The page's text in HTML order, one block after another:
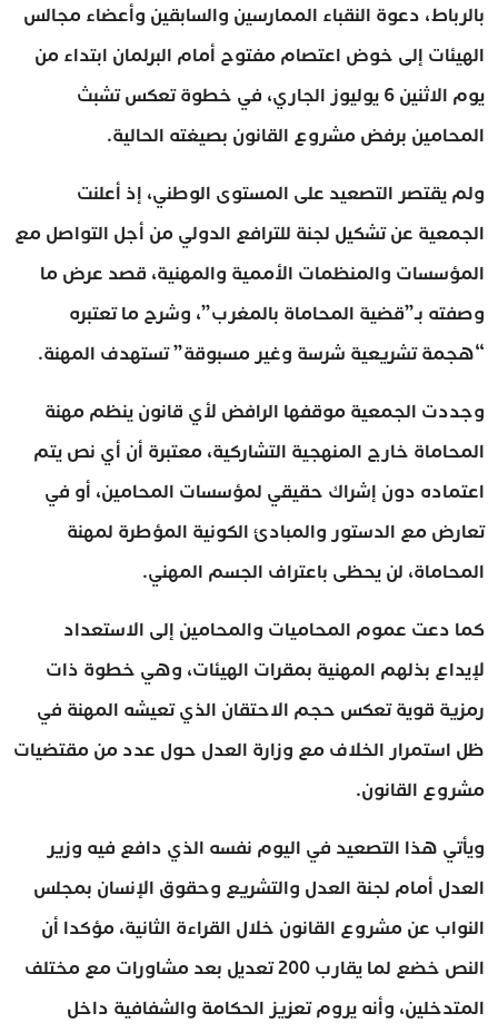
بالرباط، دعوة النقباء الممارسين والسابقين وأعضاء مجالس
الهيئات إلى خوض اعتصام مفتوح أمام البرلمان ابتداء من
يوم الاثنين 6 يوليوز الجاري، في خطوة تعكس تشبث
المحامين برفض مشروع القانون بصيغته الحالية.
ولم يقتصر التصعيد على المستوى الوطني، إذ أعلنت
الجمعية عن تشكيل لجنة للترافع الدولي من أجل التواصل مع
المؤسسات والمنظمات الأممية والمهنية، قصد عرض ما
وصفته بـ”قضية المحاماة بالمغرب”، وشرح ما تعتبره
“هجمة تشريعية شرسة وغير مسبوقة” تستهدف المهنة.
وجددت الجمعية موقفها الرافض لأي قانون ينظم مهنة
المحاماة خارج المنهجية التشاركية، معتبرة أن أي نص يتم
اعتماده دون إشراك حقيقي لمؤسسات المحامين، أو في
تعارض مع الدستور والمبادئ الكونية المؤطرة لمهنة
المحاماة، لن يحظى باعتراف الجسم المهني.
كما دعت عموم المحاميات والمحامين إلى الاستعداد
لإيداع بذلهم المهنية بمقرات الهيئات، وهي خطوة ذات
رمزية قوية تعكس حجم الاحتقان الذي تعيشه المهنة في
ظل استمرار الخلاف مع وزارة العدل حول عدد من مقتضيات
مشروع القانون.
ويأتي هذا التصعيد في اليوم نفسه الذي دافع فيه وزير
العدل أمام لجنة العدل والتشريع وحقوق الإنسان بمجلس
النواب عن مشروع القانون خلال القراءة الثانية، مؤكدا أن
النص خضع لما يقارب 200 تعديل بعد مشاورات مع مختلف
المتدخلين، وأنه يروم تعزيز الحكامة والشفافية داخل